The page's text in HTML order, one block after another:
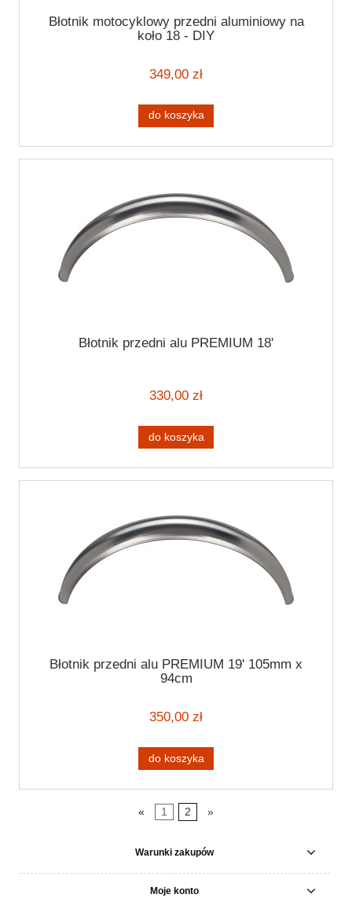
Błotnik motocyklowy przedni aluminiowy na
koło 18 - DIY
349,00 zł
do koszyka
Błotnik przedni alu PREMIUM 18'
330,00 zł
do koszyka
Błotnik przedni alu PREMIUM 19' 105mm x
94cm
350,00 zł
do koszyka
« 1 2 »
Warunki zakupów
Moje konto